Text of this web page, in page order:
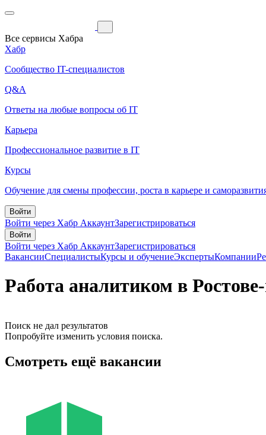
Все сервисы Хабра
Хабр
Сообщество IT-специалистов
Q&A
Ответы на любые вопросы об IT
Карьера
Профессиональное развитие в IT
Курсы
Обучение для смены профессии, роста в карьере и
Войти
Войти через Хабр АккаунтЗарегистрироваться
Войти
Войти через Хабр АккаунтЗарегистрироваться
ВакансииСпециалистыКурсы и обучениеЭкспертыКомпании
Работа аналитиком в
Поиск не дал результатов
Попробуйте изменить условия поиска.
Смотреть ещё вакансии